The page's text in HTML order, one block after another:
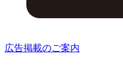
広告掲載のご案内